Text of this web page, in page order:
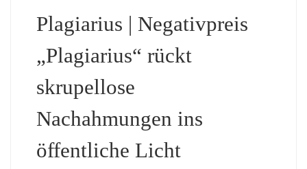
Plagiarius | Negativpreis
„Plagiarius“ rückt
skrupellose
Nachahmungen ins
öffentliche Licht